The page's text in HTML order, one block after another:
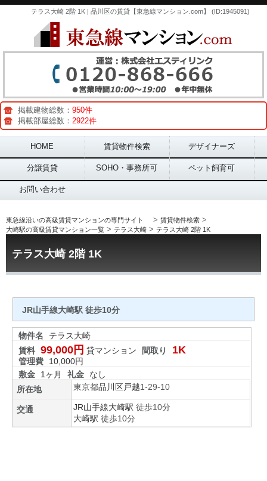
テラス大崎 2階 1K | 品川区の賃貸【東急線マンション.com】 (ID:1945091)
掲載建物総数： 950件
掲載部屋総数： 2922件
Main menu
HOME 賃貸物件検索 デザイナーズ
分譲賃貸 SOHO・事務所可 ペット飼育可
お問い合わせ
東急線沿いの高級賃貸マンションの専門サイト > 賃貸物件検索 >
大崎駅の高級賃貸マンション一覧 > テラス大崎 > テラス大崎 2階 1K
テラス大崎 2階 1K
JR山手線大崎駅 徒歩10分
物件名
テラス大崎
賃料 99,000円 貸マンション 間取り 1K
管理費
10,000円
敷金
1ヶ月 礼金
なし
所在地
東京都品川区戸越1-29-10
交通 JR山手線大崎駅 徒歩10分
大崎駅 徒歩10分